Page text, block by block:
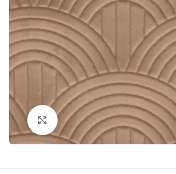
Click to enlarge